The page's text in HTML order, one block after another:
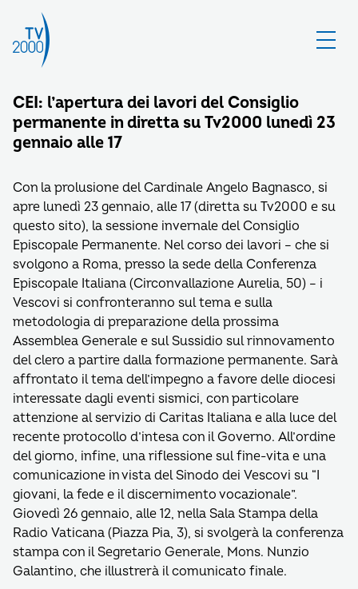
CEI: l’apertura dei lavori del Consiglio
permanente in diretta su Tv2000 lunedì 23
gennaio alle 17
Con la prolusione del Cardinale Angelo Bagnasco, si
apre lunedì 23 gennaio, alle 17 (diretta su Tv2000 e su
questo sito), la sessione invernale del Consiglio
Episcopale Permanente. Nel corso dei lavori – che si
svolgono a Roma, presso la sede della Conferenza
Episcopale Italiana (Circonvallazione Aurelia, 50) – i
Vescovi si confronteranno sul tema e sulla
metodologia di preparazione della prossima
Assemblea Generale e sul Sussidio sul rinnovamento
del clero a partire dalla formazione permanente. Sarà
affrontato il tema dell’impegno a favore delle diocesi
interessate dagli eventi sismici, con particolare
attenzione al servizio di Caritas Italiana e alla luce del
recente protocollo d’intesa con il Governo. All’ordine
del giorno, infine, una riflessione sul fine-vita e una
comunicazione in vista del Sinodo dei Vescovi su “I
giovani, la fede e il discernimento vocazionale”.
Giovedì 26 gennaio, alle 12, nella Sala Stampa della
Radio Vaticana (Piazza Pia, 3), si svolgerà la conferenza
stampa con il Segretario Generale, Mons. Nunzio
Galantino, che illustrerà il comunicato finale.